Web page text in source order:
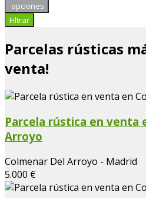
opciones
Filtrar
Parcelas rústicas
venta!
Parcela rústica en venta
Arroyo
Colmenar Del Arroyo - Madrid
5.000 €